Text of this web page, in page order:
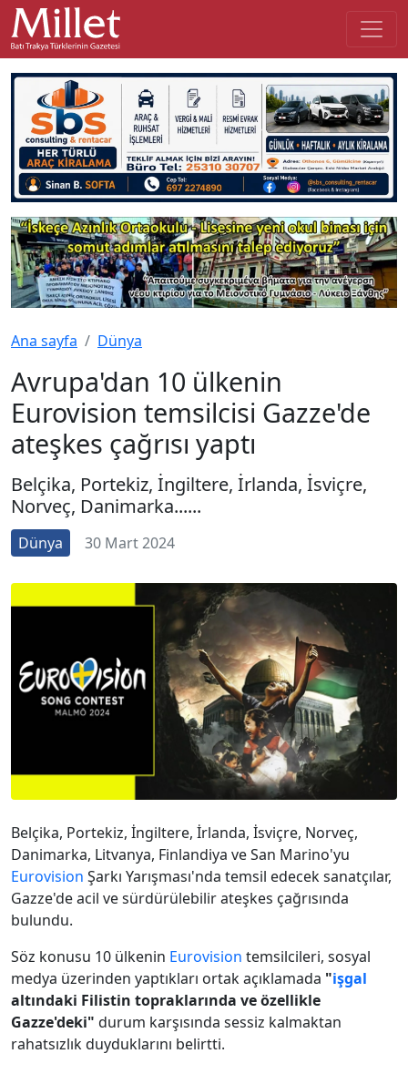
Ana sayfa Dünya
Avrupa'dan 10 ülkenin
Eurovision temsilcisi Gazze'de
ateşkes çağrısı yaptı
Belçika, Portekiz, İngiltere, İrlanda, İsviçre,
Norveç, Danimarka......
Dünya 30 Mart 2024
Belçika, Portekiz, İngiltere, İrlanda, İsviçre, Norveç,
Danimarka, Litvanya, Finlandiya ve San Marino'yu
Eurovision Şarkı Yarışması'nda temsil edecek sanatçılar,
Gazze'de acil ve sürdürülebilir ateşkes çağrısında
bulundu.
Söz konusu 10 ülkenin Eurovision temsilcileri, sosyal
medya üzerinden yaptıkları ortak açıklamada "işgal
altındaki Filistin topraklarında ve özellikle
Gazze'deki" durum karşısında sessiz kalmaktan
rahatsızlık duyduklarını belirtti.